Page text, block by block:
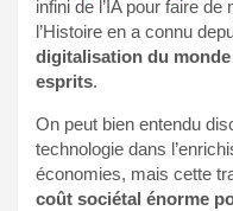
infini de l’IA pour faire
l’Histoire en a connu
digitalisation du monde
esprits.
On peut bien entendu
technologie dans
économies, mais cette
coût sociétal énorme